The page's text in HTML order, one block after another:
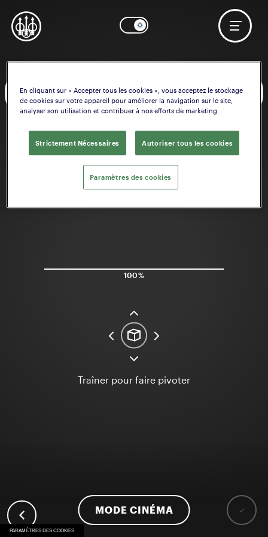
Besoin d'aide? Commencer à configurer Crosse OK
100%
MODE CINÉMA
Traîner pour faire pivoter
PARAMÈTRES DES COOKIES
En cliquant sur « Accepter tous les cookies », vous acceptez le stockage
de cookies sur votre appareil pour améliorer la navigation sur le site,
analyser son utilisation et contribuer à nos efforts de marketing.
Strictement Nécessaires Autoriser tous les cookies
Paramètres des cookies